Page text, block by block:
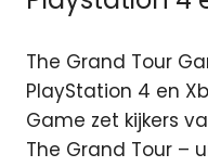
The Grand Tour
PlayStation 4 en
Game zet kijkers
The Grand Tour –